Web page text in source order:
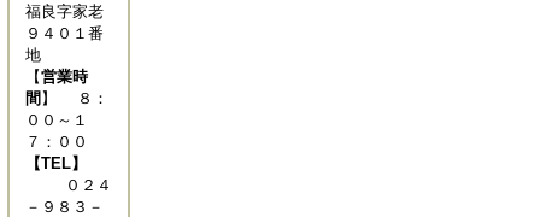
福良字家老
９４０１番
地
【営業時
間】 ８：
００～１
７：００
【TEL】
０２４
－９８３－